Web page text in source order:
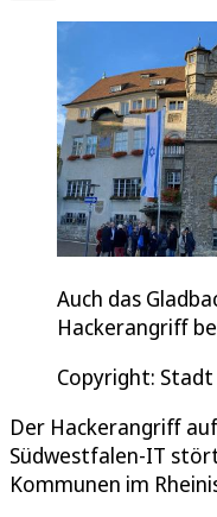
Auch das
Hackerangriff
Copyright: Stadt
Der Hackerangriff
Südwestfalen-IT
Kommunen im